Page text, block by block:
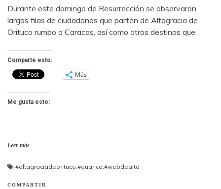
Durante este domingo de Resurrección se observaron
largas filas de ciudadanos que parten de Altagracia de
Orituco rumbo a Caracas, así como otros destinos que
Comparte esto:
Más
Me gusta esto:
Leer más
#altagraciadeorituco,#guarico,#webdealta
COMPARTIR